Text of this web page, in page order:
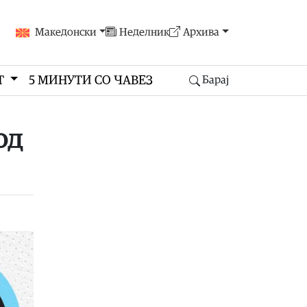
Македонски Неделник Архива
5 МИНУТИ СО ЧАВЕЗ Барај